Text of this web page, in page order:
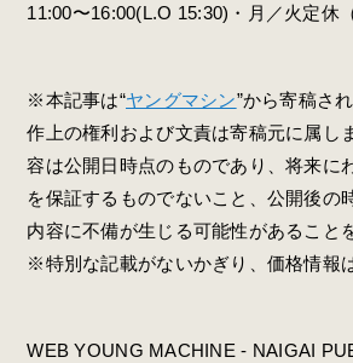
11:00〜16:00(L.O 15:30) ・月／火定休
※本記事は“ヤングマシン”から寄稿さ
作上の権利および文責は寄稿元に属し
容は公開日時点のものであり、将来に
を保証するものでないこと、公開後の
内容に不備が生じる可能性があること
※特別な記載がないかぎり、価格情報
WEB YOUNG MACHINE - NAIGAI